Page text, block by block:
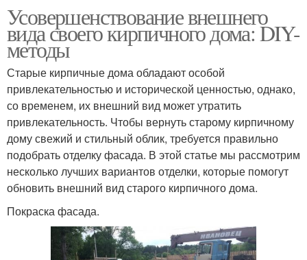
Усовершенствование внешнего
вида своего кирпичного дома: DIY-
методы
Старые кирпичные дома обладают особой
привлекательностью и исторической ценностью, однако,
со временем, их внешний вид может утратить
привлекательность. Чтобы вернуть старому кирпичному
дому свежий и стильный облик, требуется правильно
подобрать отделку фасада. В этой статье мы рассмотрим
несколько лучших вариантов отделки, которые помогут
обновить внешний вид старого кирпичного дома.
Покраска фасада.